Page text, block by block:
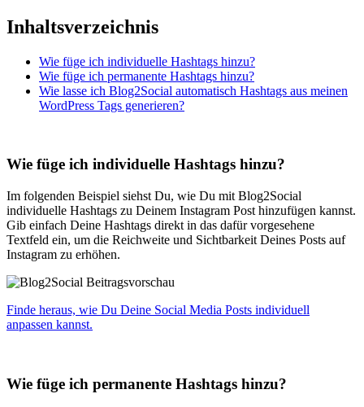
Inhaltsverzeichnis
Wie füge ich individuelle Hashtags hinzu?
Wie füge ich permanente Hashtags hinzu?
Wie lasse ich Blog2Social automatisch Hashtags aus meinen
WordPress Tags generieren?
Wie füge ich individuelle Hashtags hinzu?
Im folgenden Beispiel siehst Du, wie Du mit Blog2Social
individuelle Hashtags zu Deinem Instagram Post hinzufügen kannst.
Gib einfach Deine Hashtags direkt in das dafür vorgesehene
Textfeld ein, um die Reichweite und Sichtbarkeit Deines Posts auf
Instagram zu erhöhen.
Finde heraus, wie Du Deine Social Media Posts individuell
anpassen kannst.
Wie füge ich permanente Hashtags hinzu?